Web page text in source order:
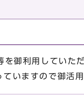
御利用していた
いますので御活用